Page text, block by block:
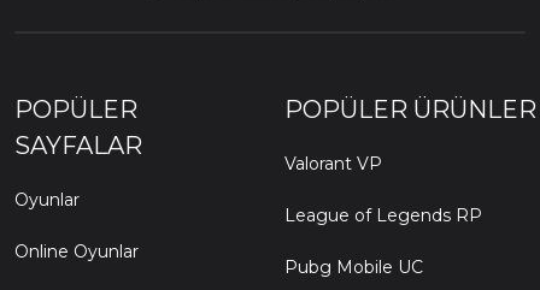
POPÜLER
SAYFALAR
Oyunlar
Online Oyunlar
POPÜLER ÜRÜNLER
Valorant VP
League of Legends RP
Pubg Mobile UC